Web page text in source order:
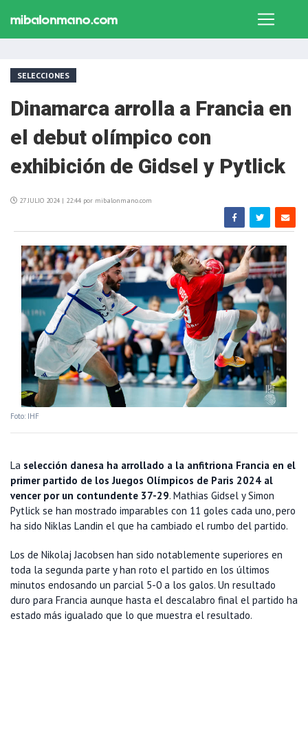
SELECCIONES
Dinamarca arrolla a Francia en
el debut olímpico con
exhibición de Gidsel y Pytlick
27 JULIO 2024 | 22:44 por mibalonmano.com
Foto: IHF
La selección danesa ha arrollado a la anfitriona Francia en el
primer partido de los Juegos Olímpicos de Paris 2024 al
vencer por un contundente 37-29. Mathias Gidsel y Simon
Pytlick se han mostrado imparables con 11 goles cada uno, pero
ha sido Niklas Landin el que ha cambiado el rumbo del partido.
Los de Nikolaj Jacobsen han sido notablemente superiores en
toda la segunda parte y han roto el partido en los últimos
minutos endosando un parcial 5-0 a los galos. Un resultado
duro para Francia aunque hasta el descalabro final el partido ha
estado más igualado que lo que muestra el resultado.